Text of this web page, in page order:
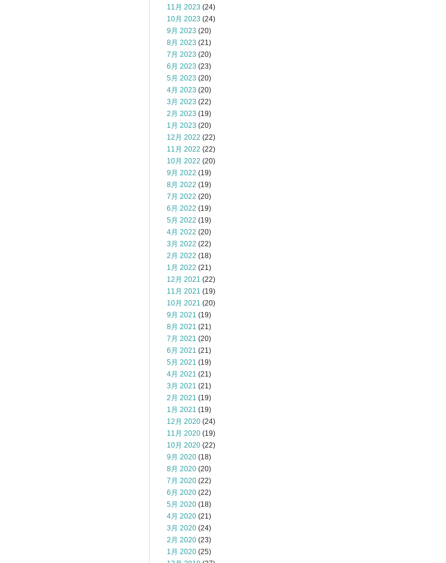
11月 2023 (24)
10月 2023 (24)
9月 2023 (20)
8月 2023 (21)
7月 2023 (20)
6月 2023 (23)
5月 2023 (20)
4月 2023 (20)
3月 2023 (22)
2月 2023 (19)
1月 2023 (20)
12月 2022 (22)
11月 2022 (22)
10月 2022 (20)
9月 2022 (19)
8月 2022 (19)
7月 2022 (20)
6月 2022 (19)
5月 2022 (19)
4月 2022 (20)
3月 2022 (22)
2月 2022 (18)
1月 2022 (21)
12月 2021 (22)
11月 2021 (19)
10月 2021 (20)
9月 2021 (19)
8月 2021 (21)
7月 2021 (20)
6月 2021 (21)
5月 2021 (19)
4月 2021 (21)
3月 2021 (21)
2月 2021 (19)
1月 2021 (19)
12月 2020 (24)
11月 2020 (19)
10月 2020 (22)
9月 2020 (18)
8月 2020 (20)
7月 2020 (22)
6月 2020 (22)
5月 2020 (18)
4月 2020 (21)
3月 2020 (24)
2月 2020 (23)
1月 2020 (25)